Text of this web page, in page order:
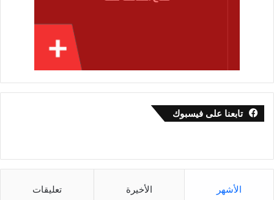
تابعنا على فيسبوك
الأشهر الأخيرة تعليقات